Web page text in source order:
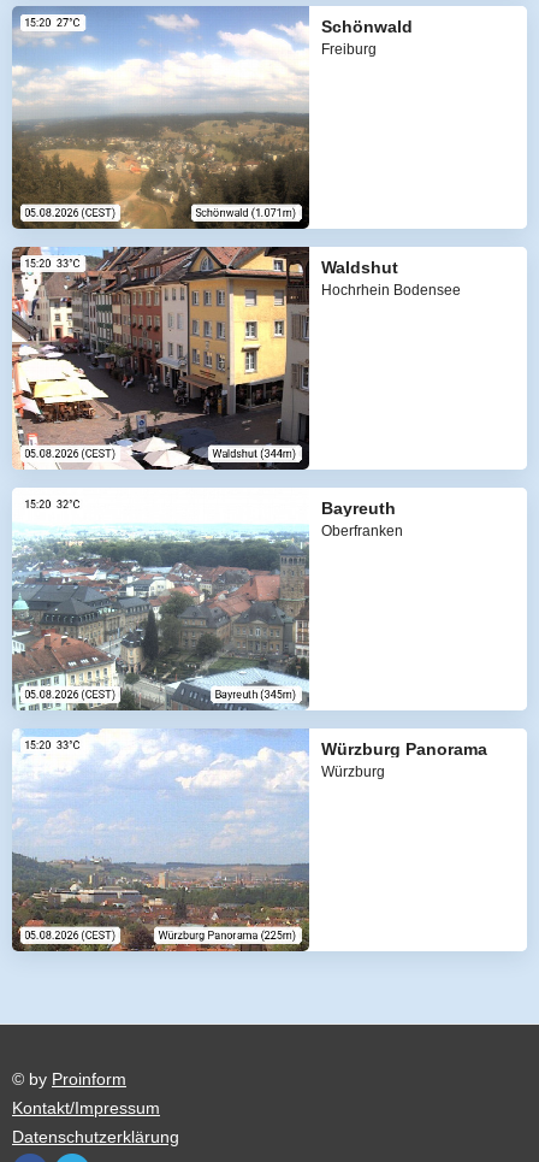
Schönwald
Freiburg
Waldshut
Hochrhein Bodensee
Bayreuth
Oberfranken
Würzburg Panorama
Würzburg
© by Proinform
Kontakt/Impressum
Datenschutzerklärung